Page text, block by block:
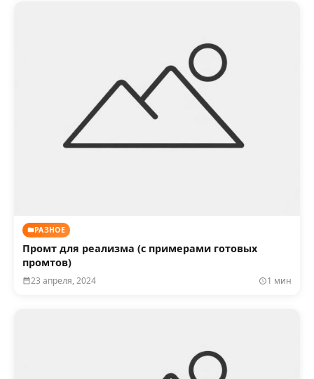
РАЗНОЕ
Промт для реализма (с примерами готовых
промтов)
23 апреля, 2024 1 мин